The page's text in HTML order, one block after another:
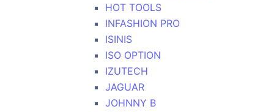
HOT TOOLS
INFASHION PRO
ISINIS
ISO OPTION
IZUTECH
JAGUAR
JOHNNY B